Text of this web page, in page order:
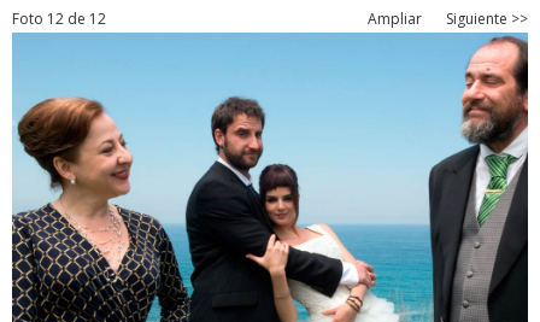
Foto 12 de 12 Ampliar Siguiente >>